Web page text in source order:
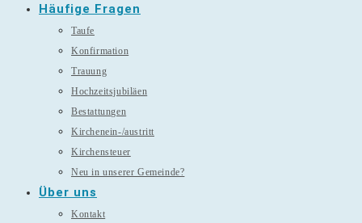
Häufige Fragen
Taufe
Konfirmation
Trauung
Hochzeitsjubiläen
Bestattungen
Kirchenein-/austritt
Kirchensteuer
Neu in unserer Gemeinde?
Über uns
Kontakt